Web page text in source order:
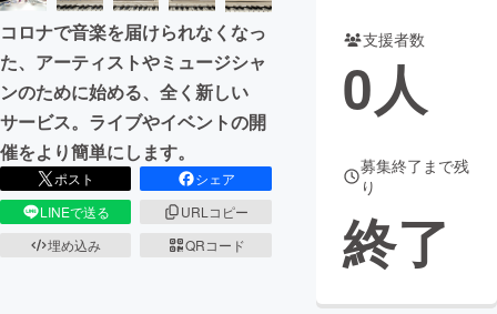
まちづくり・地域活性化
CAMPFIRE for Social Good
CAMPFIRE Creation
CAMPFIREふるさと納税
コロナで音楽を届けられなくなっ
た、アーティストやミュージシャ
ンのために始める、全く新しい
サービス。ライブやイベントの開
催をより簡単にします。
ポスト
シェア
LINEで送る
URLコピー
埋め込み
QRコード
支援者数
0人
募集終了まで残
り
終了